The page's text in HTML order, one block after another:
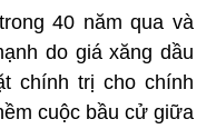
40 năm qua và
do giá xăng dầu
chính trị cho chính
cuộc bầu cử giữa